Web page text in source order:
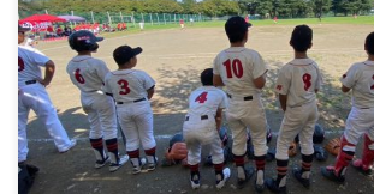
2024/09/07 1部三多摩大会vs西砂ベアーズ 三
グ2戦 […]